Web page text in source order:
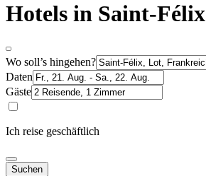
Hotels in Saint-Félix
Wo soll’s hingehen?
Daten
Gäste
Ich reise geschäftlich
Suchen